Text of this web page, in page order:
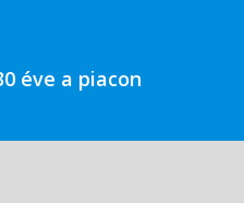
éve a piacon